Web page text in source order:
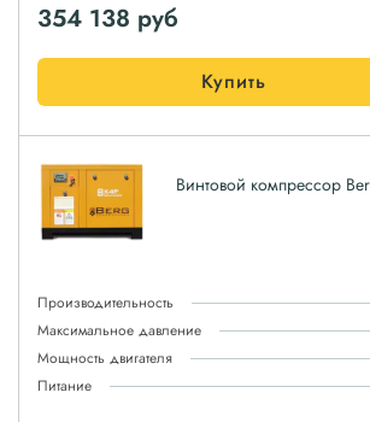
354 138 руб
Купить
Винтовой компрессор
Производительность
Максимальное давление
Мощность двигателя
Питание